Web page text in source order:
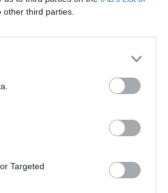
third parties.
Targeted
τα οποία
που